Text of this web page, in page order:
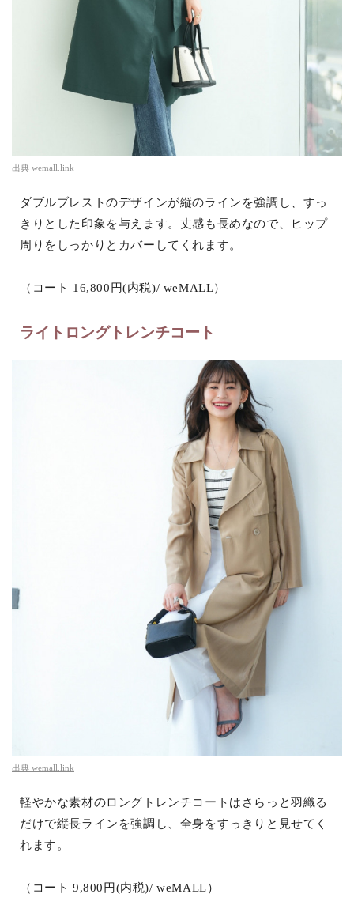
出典 wemall.link
ダブルブレストのデザインが縦のラインを強調し、すっ
きりとした印象を与えます。丈感も長めなので、ヒップ
周りをしっかりとカバーしてくれます。
（コート 16,800円(内税)/ weMALL）
ライトロングトレンチコート
出典 wemall.link
軽やかな素材のロングトレンチコートはさらっと羽織る
だけで縦長ラインを強調し、全身をすっきりと見せてく
れます。
（コート 9,800円(内税)/ weMALL）